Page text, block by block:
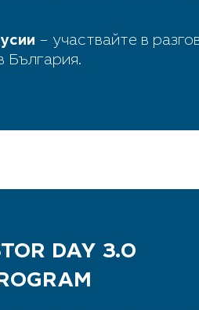
– участвайте в
България.
DAY 3.0